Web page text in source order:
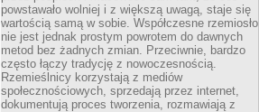
powstawało wolniej i z większą uwagą, staje się
wartością samą w sobie. Współczesne rzemiosło
nie jest jednak prostym powrotem do dawnych
metod bez żadnych zmian. Przeciwnie, bardzo
często łączy tradycję z nowoczesnością.
Rzemieślnicy korzystają z mediów
społecznościowych, sprzedają przez internet,
dokumentują proces tworzenia, rozmawiają z